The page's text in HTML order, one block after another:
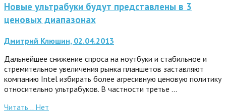
Новые ультрабуки будут представлены в 3
ценовых диапазонах
Дмитрий Клюшин, 02.04.2013
Дальнейшее снижение спроса на ноутбуки и стабильное и
стремительное увеличения рынка планшетов заставляют
компанию Intel избирать более агресивную ценовую политику
относительно ультрабуков. В частности третье …
Читать .. Нет